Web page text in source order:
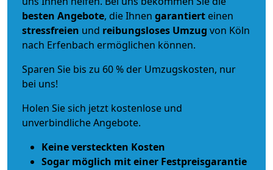
besten Angebote, die Ihnen garantiert einen
stressfreien und reibungsloses Umzug von Köln
nach Erfenbach ermöglichen können.
Sparen Sie bis zu 60 % der Umzugskosten, nur
bei uns!
Holen Sie sich jetzt kostenlose und
unverbindliche Angebote.
Keine versteckten Kosten
Sogar möglich mit einer Festpreisgarantie